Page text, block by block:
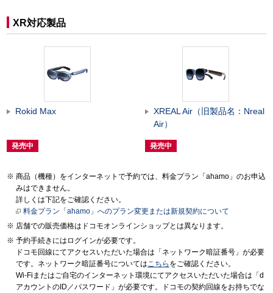
XR対応製品
Rokid Max
発売中
XREAL Air（旧製品名：Nreal
Air）
発売中
商品（機種）をインターネットで予約では、料金プラン「ahamo」のお申込
みはできません。
詳しくは下記をご確認ください。
料金プラン「ahamo」へのプラン変更または新規契約について
店舗での販売価格はドコモオンラインショップとは異なります。
予約手続きにはログインが必要です。
ドコモ回線にてアクセスいただいた場合は「ネットワーク暗証番号」が必要
です。ネットワーク暗証番号については こちら をご確認ください。
Wi-Fiまたはご自宅のインターネット環境にてアクセスいただいた場合は「d
アカウントのID／パスワード」が必要です。ドコモの契約回線をお持ちでな